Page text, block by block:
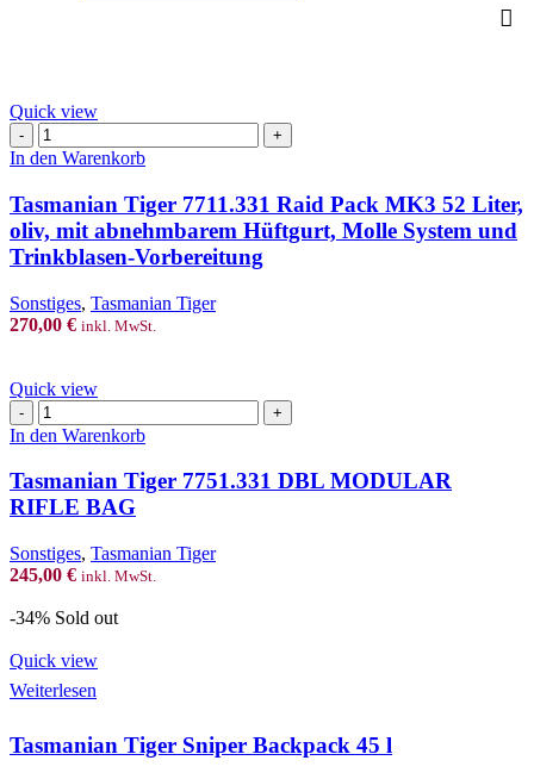
Quick view
Tasmanian
Tiger
Pack
MK3
52
oliv,
mit
Molle
System
und
Vorbereitung
Menge
In den Warenkorb
Tasmanian Tiger 7711.331 Raid Pack MK3 52 Liter,
oliv, mit abnehmbarem Hüftgurt, Molle System und
Trinkblasen-Vorbereitung
Sonstiges, Tasmanian Tiger
270,00 € inkl. MwSt.
Quick view
Tasmanian
Tiger
DBL
MODULAR
RIFLE
Menge
In den Warenkorb
Tasmanian Tiger 7751.331 DBL MODULAR
RIFLE BAG
Sonstiges, Tasmanian Tiger
245,00 € inkl. MwSt.
-34% Sold out
Quick view
Weiterlesen
Tasmanian Tiger Sniper Backpack 45 l